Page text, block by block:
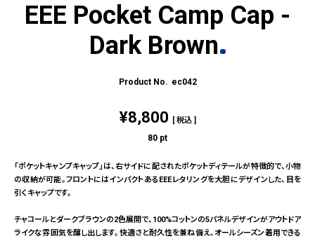
EEE Pocket Camp Cap -
Dark Brown
ec042
¥8,800 税込
80 pt
「ポケットキャンプキャップ」は、右サイドに配されたポケットディテールが特徴的で、小物
の収納が可能。フロントにはインパクトあるEEEレタリングを大胆にデザインした、目を
引くキャップです。
チャコールとダークブラウンの2色展開で、100%コットンの5パネルデザインがアウトドア
ライクな雰囲気を醸し出します。快適さと耐久性を兼ね備え、オールシーズン着用できる